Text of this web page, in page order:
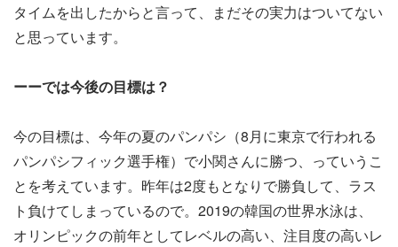
タイムを出したからと言って、まだその実力はついてない
と思っています。
ーーでは今後の目標は？
今の目標は、今年の夏のパンパシ（8月に東京で行われる
パンパシフィック選手権）で小関さんに勝つ、っていうこ
とを考えています。昨年は2度もとなりで勝負して、ラス
ト負けてしまっているので。2019の韓国の世界水泳は、
オリンピックの前年としてレベルの高い、注目度の高いレ